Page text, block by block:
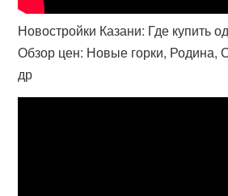
Новостройки Казани: Где купить
Обзор цен: Новые горки, Родина,
др